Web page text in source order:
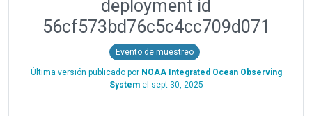
deployment id
56cf573bd76c5c4cc709d071
Evento de muestreo
Última versión publicado por NOAA Integrated Ocean Observing
Systemel sept 30, 2025